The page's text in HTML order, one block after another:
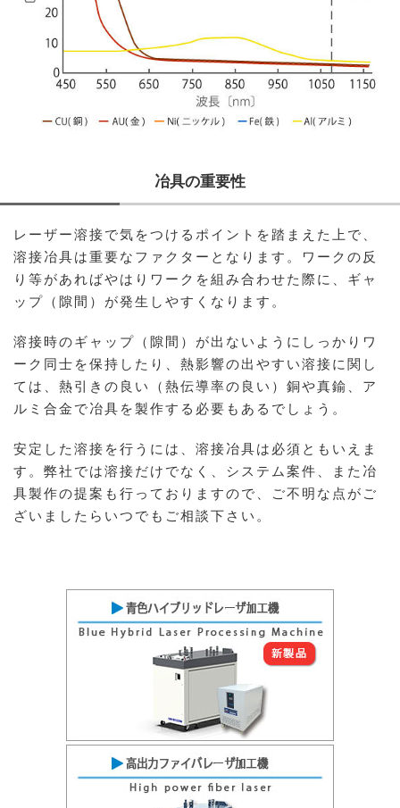
冶具の重要性
レーザー溶接で気をつけるポイントを踏まえた上で、
溶接冶具は重要なファクターとなります。ワークの反
り等があればやはりワークを組み合わせた際に、ギャ
ップ（隙間）が発生しやすくなります。
溶接時のギャップ（隙間）が出ないようにしっかりワ
ーク同士を保持したり、熱影響の出やすい溶接に関し
ては、熱引きの良い（熱伝導率の良い）銅や真鍮、ア
ルミ合金で冶具を製作する必要もあるでしょう。
安定した溶接を行うには、溶接冶具は必須ともいえま
す。弊社では溶接だけでなく、システム案件、また冶
具製作の提案も行っておりますので、ご不明な点がご
ざいましたらいつでもご相談下さい。